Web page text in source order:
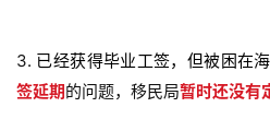
3. 已经获得毕业工签，但被困在
签延期的问题，移民局暂时还没有